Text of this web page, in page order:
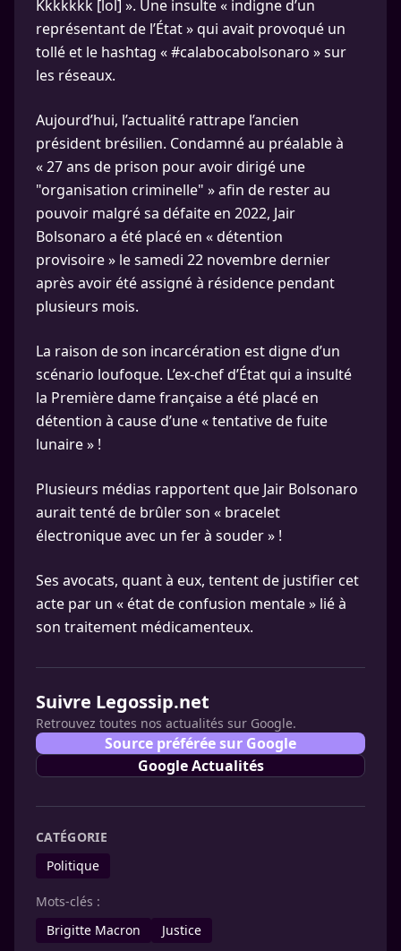
Kkkkkkk [lol] ». Une insulte « indigne d’un
représentant de l’État » qui avait provoqué un
tollé et le hashtag « #calabocabolsonaro » sur
les réseaux.
Aujourd’hui, l’actualité rattrape l’ancien
président brésilien. Condamné au préalable à
« 27 ans de prison pour avoir dirigé une
"organisation criminelle" » afin de rester au
pouvoir malgré sa défaite en 2022, Jair
Bolsonaro a été placé en « détention
provisoire » le samedi 22 novembre dernier
après avoir été assigné à résidence pendant
plusieurs mois.
La raison de son incarcération est digne d’un
scénario loufoque. L’ex-chef d’État qui a insulté
la Première dame française a été placé en
détention à cause d’une « tentative de fuite
lunaire » !
Plusieurs médias rapportent que Jair Bolsonaro
aurait tenté de brûler son « bracelet
électronique avec un fer à souder » !
Ses avocats, quant à eux, tentent de justifier cet
acte par un « état de confusion mentale » lié à
son traitement médicamenteux.
Suivre Legossip.net
Retrouvez toutes nos actualités sur Google.
Source préférée sur Google
Google Actualités
CATÉGORIE
Politique
Mots-clés :
Brigitte Macron
Justice